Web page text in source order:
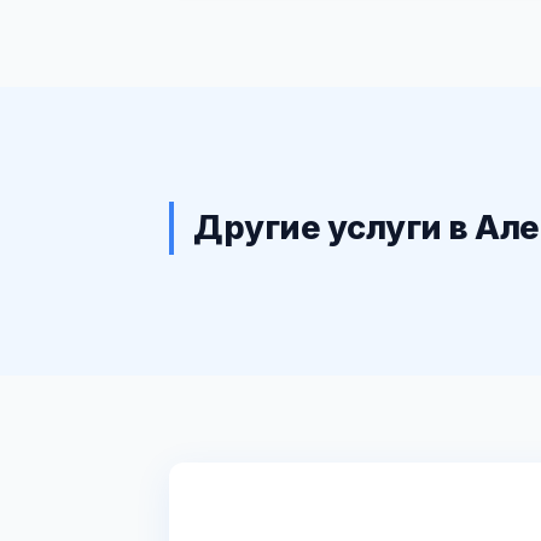
Другие услуги в